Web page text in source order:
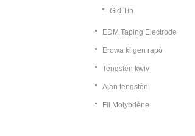
Gid Tib
EDM Taping Electrode
Erowa ki gen rapò
Tengstèn kwiv
Ajan tengstèn
Fil Molybdène